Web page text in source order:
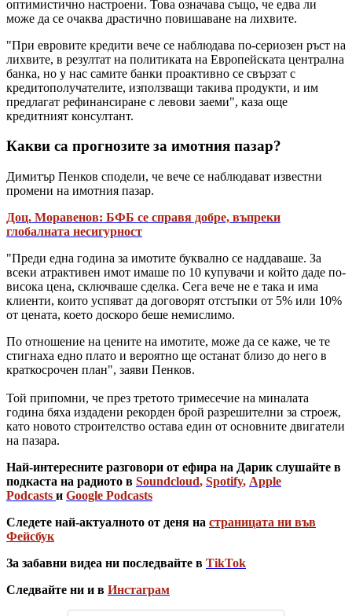
оптимистично настроени. Това означава също, че едва ли
може да се очаква драстично повишаване на лихвите.
"При евровите кредити вече се наблюдава по-сериозен ръст на
лихвите, в резултат на политиката на Европейската централна
банка, но у нас самите банки проактивно се свързат с
кредитополучателите, използващи такива продукти, и им
предлагат рефинансиране с левови заеми", каза още
кредитният консултант.
Какви са прогнозите за имотния пазар?
Димитър Пенков сподели, че вече се наблюдават известни
промени на имотния пазар.
Доц. Моравенов: БФБ се справя добре, въпреки
глобалната несигурност
"Преди една година за имотите буквално се наддаваше. За
всеки атрактивен имот имаше по 10 купувачи и който даде по-
висока цена, сключваше сделка. Сега вече не е така и има
клиенти, които успяват да договорят отстъпки от 5% или 10%
от цената, което доскоро беше немислимо.
По отношение на цените на имотите, може да се каже, че те
стигнаха едно плато и вероятно ще останат близо до него в
краткосрочен план", заяви Пенков.
Той припомни, че през третото тримесечие на миналата
година бяха издадени рекорден брой разрешителни за строеж,
като новото строителство остава един от основните двигатели
на пазара.
Най-интересните разговори от ефира на Дарик слушайте в
подкаста на радиото в Soundcloud, Spotify, Apple
Podcasts и Google Podcasts
Следете най-актуалното от деня на страницата ни във
Фейсбук
За забавни видеа ни последвайте в TikTok
Следвайте ни и в Инстаграм